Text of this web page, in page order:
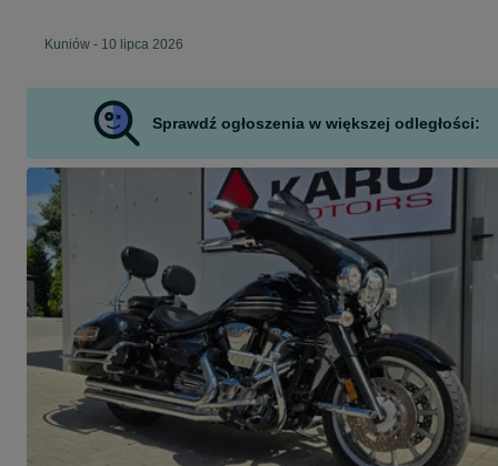
Kuniów - 10 lipca 2026
Sprawdź ogłoszenia w większej odległości: